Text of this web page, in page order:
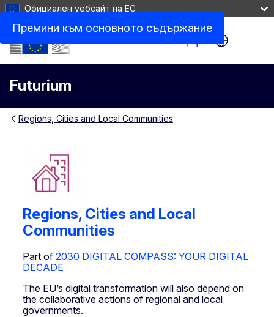
Премини към основното съдържание
Официален уебсайт на ЕС
Futurium
Site Menu
Regions, Cities and Local Communities
Regions, Cities and Local
Communities
Part of 2030 DIGITAL COMPASS: YOUR DIGITAL
DECADE
The EU’s digital transformation will also depend on
the collaborative actions of regional and local
governments.